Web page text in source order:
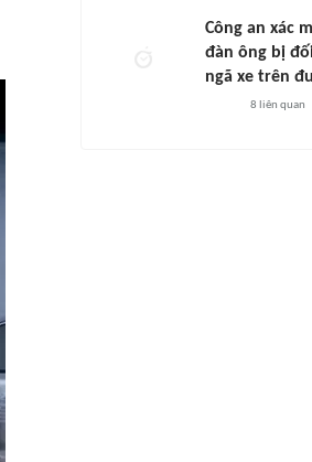
Công an xác
đàn ông bị
ngã xe trên
8 liên quan